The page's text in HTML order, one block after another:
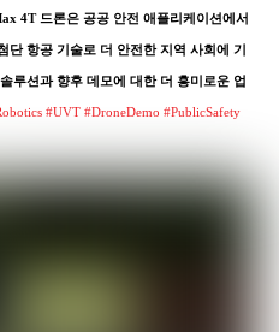
4T 드론은 공공 안전 애플리케이션에서
항공 기술로 더 안전한 지역 사회에 기
루션과 향후 데모에 대한 더 흥미로운 업
#UVT #DroneDemo #PublicSafety